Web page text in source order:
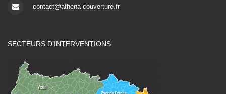
contact@athena-couverture.fr
SECTEURS D’INTERVENTIONS